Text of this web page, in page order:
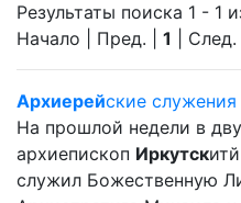
Результаты поиска 1 - 1
Начало | Пред. | 1 |
Архиерейские служения
На прошлой недели в
архиепископ Иркутск
служил Божественную